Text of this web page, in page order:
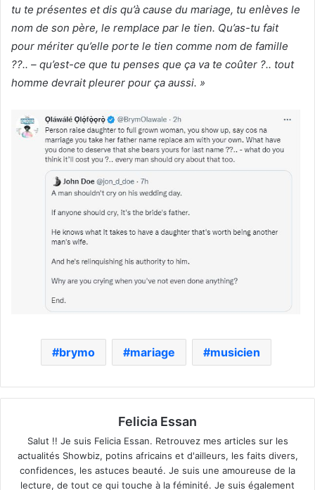
tu te présentes et dis qu’à cause du mariage, tu enlèves le
nom de son père, le remplace par le tien. Qu’as-tu fait
pour mériter qu’elle porte le tien comme nom de famille
??.. – qu’est-ce que tu penses que ça va te coûter ?.. tout
homme devrait pleurer pour ça aussi. »
brymo mariage musicien
Felicia Essan
Salut !! Je suis Felicia Essan. Retrouvez mes articles sur les
actualités Showbiz, potins africains et d'ailleurs, les faits divers,
confidences, les astuces beauté. Je suis une amoureuse de la
lecture, de tout ce qui touche à la féminité. Je suis également